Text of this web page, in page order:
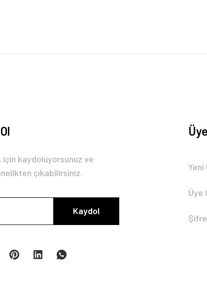
için kaydoluyorsunuz ve
çıkabilirsiniz.
Kaydol
Yeni
Üye